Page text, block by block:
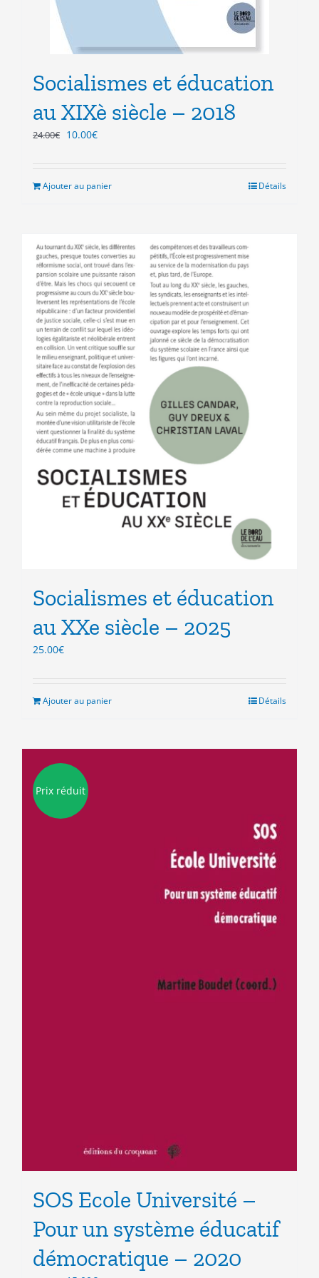
Socialismes et éducation
au XIXè siècle – 2018
24.00€ Le
10.00€Le
est :
Ajouter au panier Détails
Socialismes et éducation
au XXe siècle – 2025
25.00€
Ajouter au panier Détails
Prix réduit
SOS Ecole Université –
Pour un système éducatif
démocratique – 2020